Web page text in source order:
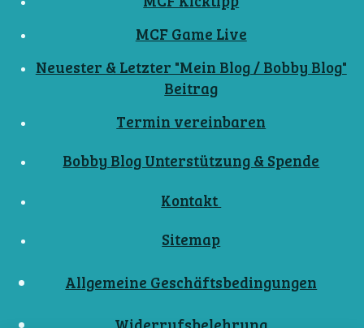
MCF Game Live
Neuester & Letzter "Mein Blog / Bobby Blog"
Beitrag
Termin vereinbaren
Bobby Blog Unterstützung & Spende
Kontakt
Sitemap
Allgemeine Geschäftsbedingungen